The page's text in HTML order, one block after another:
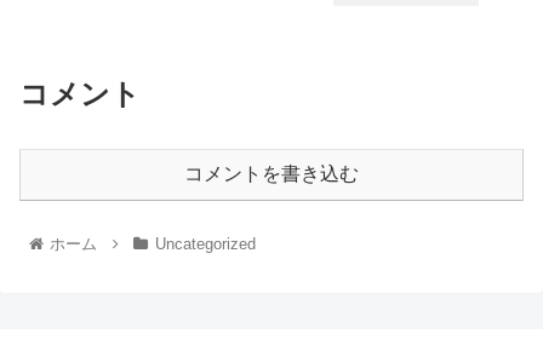
コメント
コメントを書き込む
ホーム Uncategorized